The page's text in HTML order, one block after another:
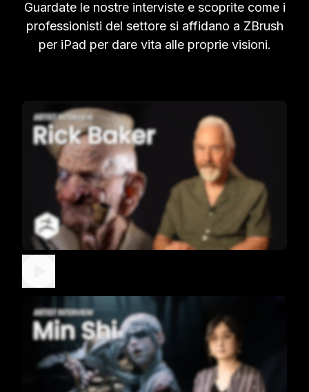
Guardate le nostre interviste e scoprite come i
professionisti del settore si affidano a ZBrush
per iPad per dare vita alle proprie visioni.